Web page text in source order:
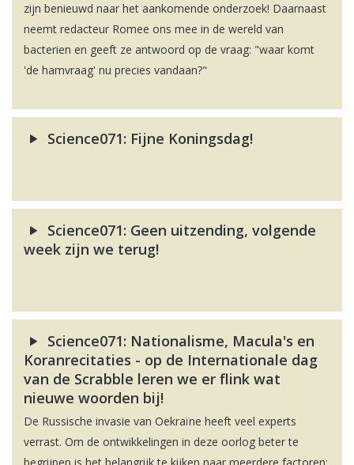
zijn benieuwd naar het aankomende onderzoek! Daarnaast
neemt redacteur Romee ons mee in de wereld van
bacterien en geeft ze antwoord op de vraag: "waar komt
'de hamvraag' nu precies vandaan?"
Science071: Fijne Koningsdag!
Science071: Geen uitzending, volgende
week zijn we terug!
Science071: Nationalisme, Macula's en
Koranrecitaties - op de Internationale dag
van de Scrabble leren we er flink wat
nieuwe woorden bij!
De Russische invasie van Oekraïne heeft veel experts
verrast. Om de ontwikkelingen in deze oorlog beter te